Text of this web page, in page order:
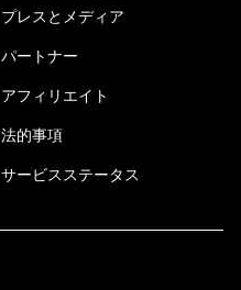
プレスとメディア
パートナー
アフィリエイト
法的事項
サービスステータス